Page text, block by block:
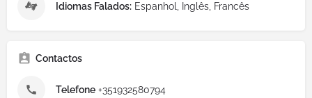
Idiomas Falados: Espanhol, Inglês, Francês
Contactos
Telefone +351932580794